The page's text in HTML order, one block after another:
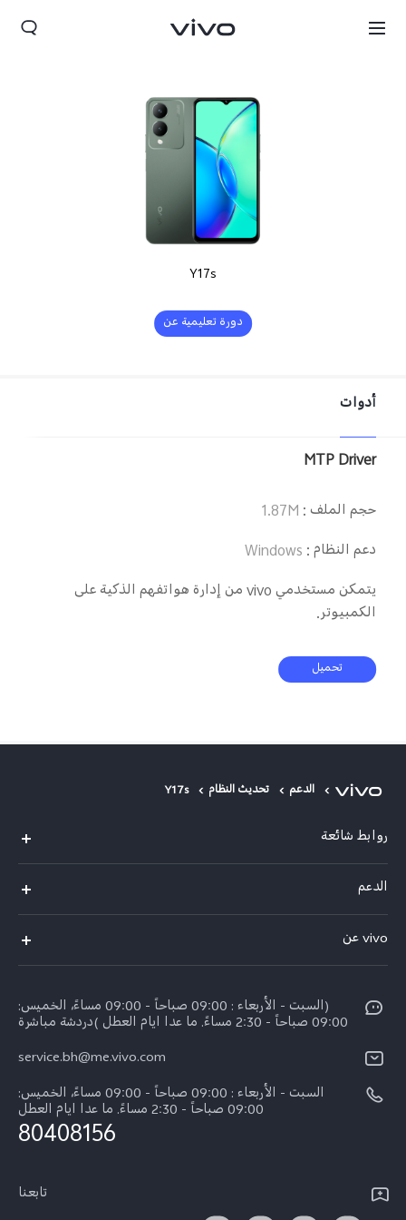
Bahrain(ar) | حدد البلد/المنطقة
Y17s
دورة تعليمية عن
أدوات
MTP Driver
حجم الملف :
1.87M
دعم النظام:
Windows
يتمكن مستخدمي vivo من إدارة هواتفهم الذكية على
الكمبيوتر.
تحميل
الدعم تحديث النظام Y17s
روابط شائعة
X300 (New)
X200 FE (New)
Y39 5G
V50 Lite 5G
V50 5G
الدعم
مركز الخدمة
Funtouch OS
اسعار قطع الغيار
تحديثات النظام
بيان الخصوصية بشأن خدمة العملاء
vivo عن
نبذة عنا
مركز الخصوصية لدى vivo
(السبت - الأربعاء : 09:00 صباحاً - 09:00 مساءً، الخميس:
09:00 صباحاً - 2:30 مساءً. ما عدا ايام العطل )دردشة مباشرة
service.bh@me.vivo.com
السبت - الأربعاء : 09:00 صباحاً - 09:00 مساءً، الخميس:
09:00 صباحاً - 2:30 مساءً. ما عدا ايام العطل
80408156
تابعنا